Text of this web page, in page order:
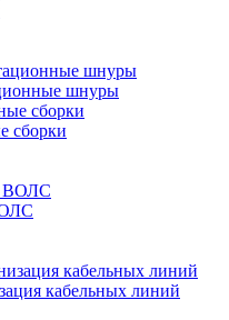
шнуры
сборки
кабельных линий